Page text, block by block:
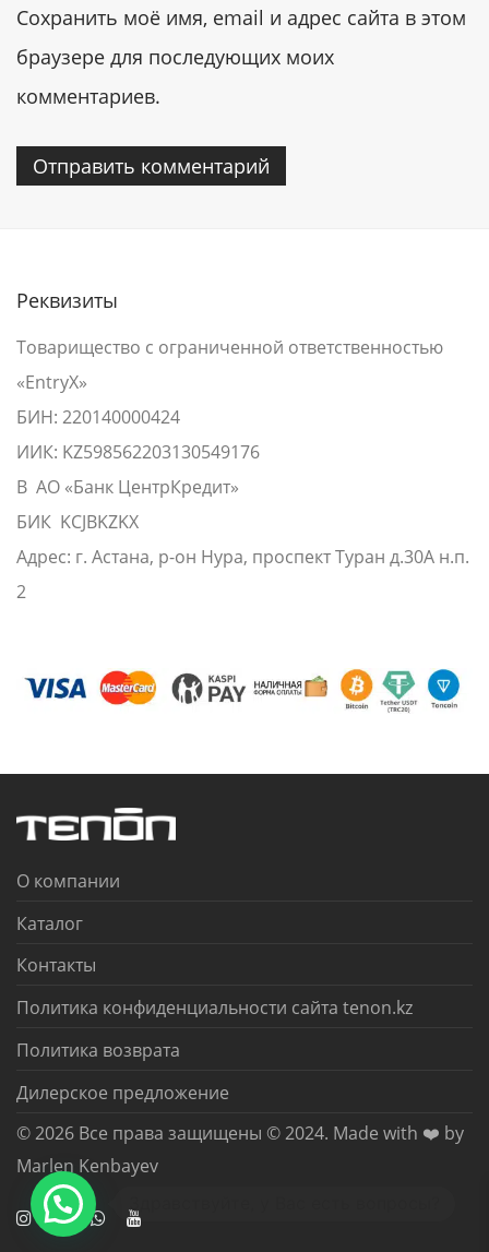
Сохранить моё имя, email и адрес сайта в этом
браузере для последующих моих
комментариев.
Реквизиты
Товарищество с ограниченной ответственностью
«EntryX»
БИН: 220140000424
ИИК: KZ598562203130549176
В АО «Банк ЦентрКредит»
БИК KCJBKZKX
Адрес: г. Астана, р-он Нура, проспект Туран д.30А н.п.
2
О компании
Каталог
Контакты
Политика конфиденциальности сайта tenon.kz
Политика возврата
Дилерское предложение
© 2026 Все права защищены © 2024. Made with ❤️ by
Marlen Kenbayev